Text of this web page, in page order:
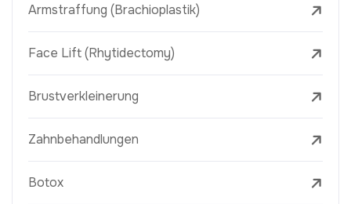
Armstraffung (Brachioplastik)
Face Lift (Rhytidectomy)
Brustverkleinerung
Zahnbehandlungen
Botox